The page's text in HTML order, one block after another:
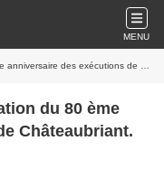
MENU
des exécutions de Châteaubriant.
du 80 ème
Châteaubriant.